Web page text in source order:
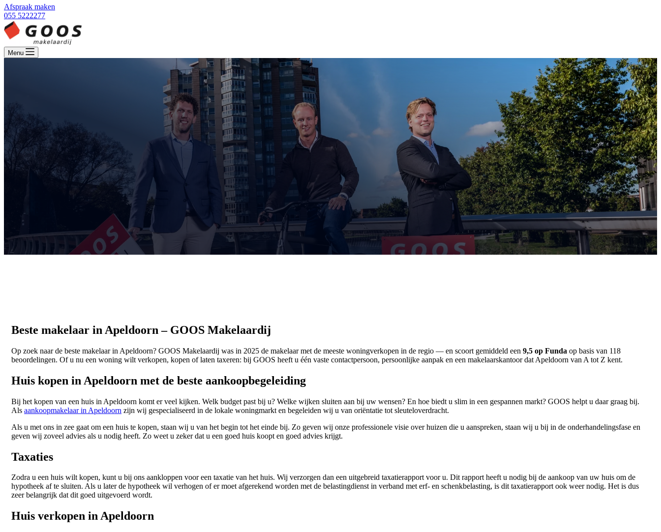
Afspraak maken
055 5222277
Menu
Beste makelaar in Apeldoorn – GOOS Makelaardij
Op zoek naar de beste makelaar in Apeldoorn? GOOS Makelaardij was in 2025 de makelaar met de meeste woningverkopen in de regio — en scoort gemiddeld een 9,5 op Funda op basis van 118
beoordelingen. Of u nu een woning wilt verkopen, kopen of laten taxeren: bij GOOS heeft u één vaste contactpersoon, persoonlijke aanpak en een makelaarskantoor dat Apeldoorn van A tot Z kent.
Huis kopen in Apeldoorn met de beste aankoopbegeleiding
Bij het kopen van een huis in Apeldoorn komt er veel kijken. Welk budget past bij u? Welke wijken sluiten aan bij uw wensen? En hoe biedt u slim in een gespannen markt? GOOS helpt u daar graag bij.
Als aankoopmakelaar in Apeldoorn zijn wij gespecialiseerd in de lokale woningmarkt en begeleiden wij u van oriëntatie tot sleuteloverdracht.
Als u met ons in zee gaat om een huis te kopen, staan wij u van het begin tot het einde bij. Zo geven wij onze professionele visie over huizen die u aanspreken, staan wij u bij in de onderhandelingsfase en
geven wij zoveel advies als u nodig heeft. Zo weet u zeker dat u een goed huis koopt en goed advies krijgt.
Taxaties
Zodra u een huis wilt kopen, kunt u bij ons aankloppen voor een taxatie van het huis. Wij verzorgen dan een uitgebreid taxatierapport voor u. Dit rapport heeft u nodig bij de aankoop van uw huis om de
hypotheek af te sluiten. Als u later de hypotheek wil verhogen of er moet afgerekend worden met de belastingdienst in verband met erf- en schenkbelasting, is dit taxatierapport ook weer nodig. Het is dus
zeer belangrijk dat dit goed uitgevoerd wordt.
Huis verkopen in Apeldoorn